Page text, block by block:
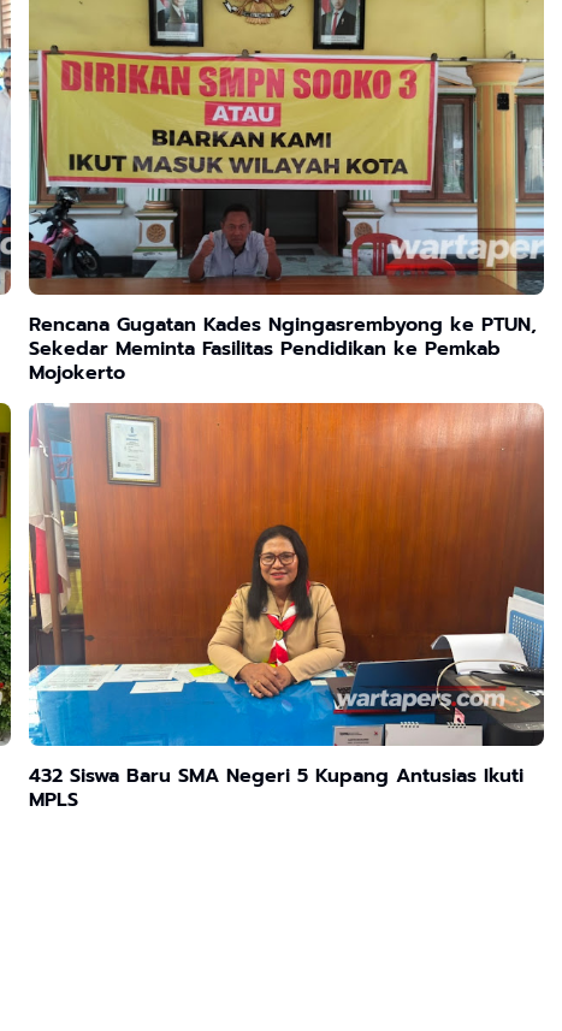
Rencana Gugatan Kades Ngingasrembyong ke PTUN,
Sekedar Meminta Fasilitas Pendidikan ke Pemkab
Mojokerto
432 Siswa Baru SMA Negeri 5 Kupang Antusias Ikuti
MPLS